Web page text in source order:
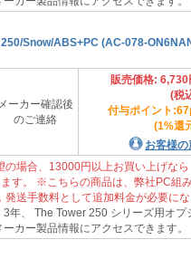
Snow/ABS+PC (AC-078-
メーカー確認後
のご連絡
販売価格: 6,730
(税
付与ポイント
(1%還
お客様の
場合、13000円以上お買い上げなら
す。 ※こちらの商品は、弊社PC組
送手数料として追加料金が必要にな
3年、 The Tower 250 シリーズ用オプ
カー製品情報にアクセスできます。